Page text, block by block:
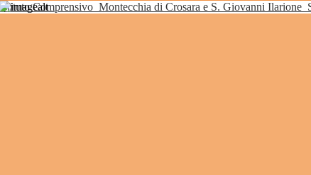
Istituto Comprensivo Montecchia di Crosara e S. Giovanni Ilarione